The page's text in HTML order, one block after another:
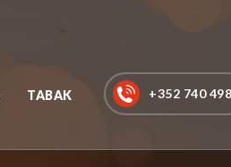
TABAK +352 740 498